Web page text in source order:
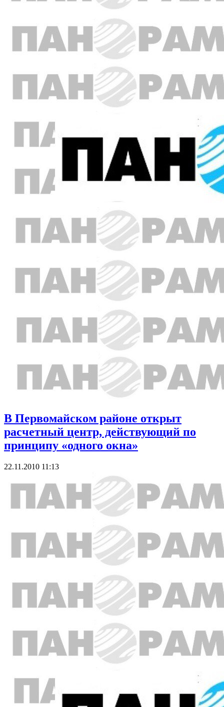
В Первомайском районе открыт
расчетный центр, действующий по
принципу «одного окна»
22.11.2010 11:13